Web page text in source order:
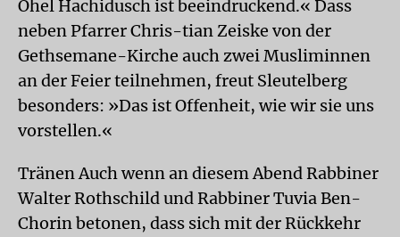
Ohel Hachidusch ist beeindruckend.« Dass
neben Pfarrer Chris-tian Zeiske von der
Gethsemane-Kirche auch zwei Musliminnen
an der Feier teilnehmen, freut Sleutelberg
besonders: »Das ist Offenheit, wie wir sie uns
vorstellen.«
Tränen Auch wenn an diesem Abend Rabbiner
Walter Rothschild und Rabbiner Tuvia Ben-
Chorin betonen, dass sich mit der Rückkehr